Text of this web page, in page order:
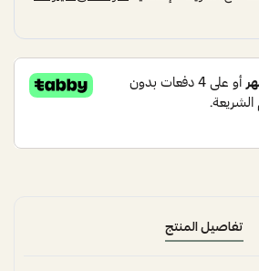
تفاصيل المنتج